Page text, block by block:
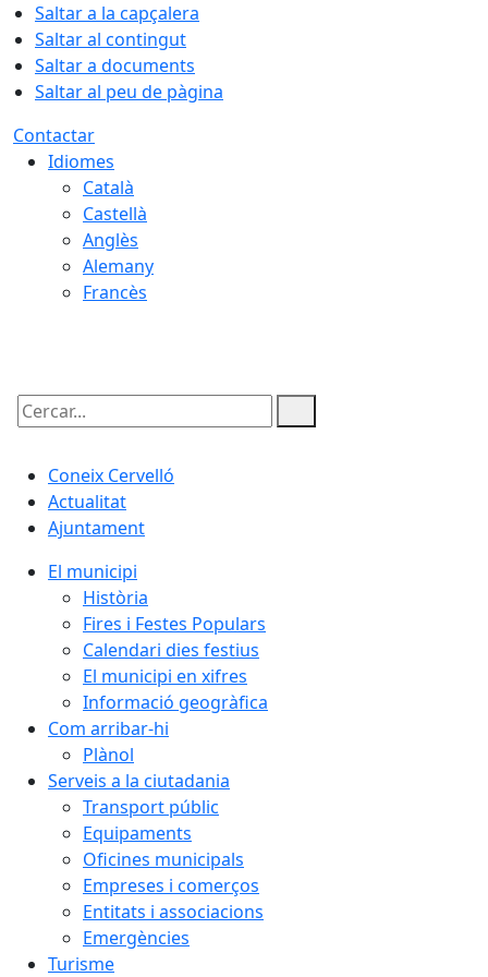
Saltar a la capçalera
Saltar al contingut
Saltar a documents
Saltar al peu de pàgina
Contactar
Idiomes
Català
Castellà
Anglès
Alemany
Francès
Cercar:
Coneix Cervelló
Actualitat
Ajuntament
El municipi
Història
Fires i Festes Populars
Calendari dies festius
El municipi en xifres
Informació geogràfica
Com arribar-hi
Plànol
Serveis a la ciutadania
Transport públic
Equipaments
Oficines municipals
Empreses i comerços
Entitats i associacions
Emergències
Turisme